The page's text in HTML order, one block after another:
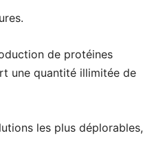
de protéines
une quantité illimitée de
les plus déplorables,